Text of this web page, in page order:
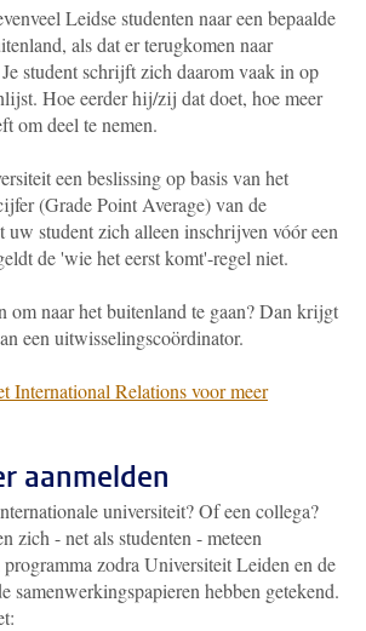
Leidse studenten naar een bepaalde
als dat er terugkomen naar
student schrijft zich daarom vaak in op
Hoe eerder hij/zij dat doet, hoe meer
om deel te nemen.
een beslissing op basis van het
(Grade Point Average) van de
uw student zich alleen inschrijven vóór een
de 'wie het eerst komt'-regel niet.
om naar het buitenland te gaan? Dan krijgt
een uitwisselingscoördinator.
International Relations voor meer
aanmelden
universiteit? Of een collega?
zich - net als studenten - meteen
programma zodra Universiteit Leiden en de
samenwerkingspapieren hebben getekend.